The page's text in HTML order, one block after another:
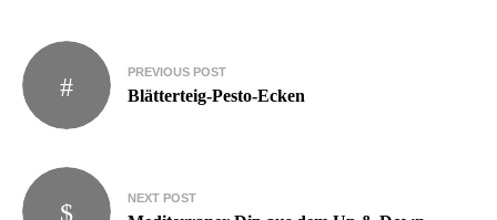
PREVIOUS POST
Blätterteig-Pesto-Ecken
NEXT POST